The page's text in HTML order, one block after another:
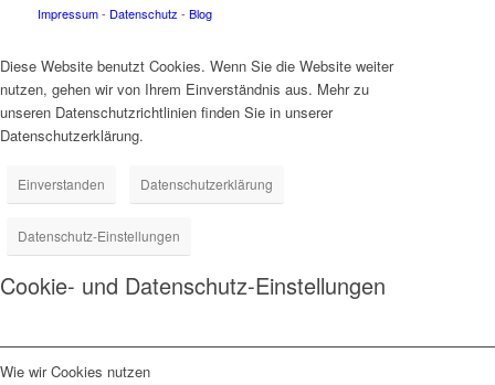
Impressum- Datenschutz - Blog
Diese Website benutzt Cookies. Wenn Sie die Website weiter
nutzen, gehen wir von Ihrem Einverständnis aus. Mehr zu
unseren Datenschutzrichtlinien finden Sie in unserer
Datenschutzerklärung.
Einverstanden Datenschutzerklärung
Datenschutz-Einstellungen
Cookie- und Datenschutz-Einstellungen
Wie wir Cookies nutzen